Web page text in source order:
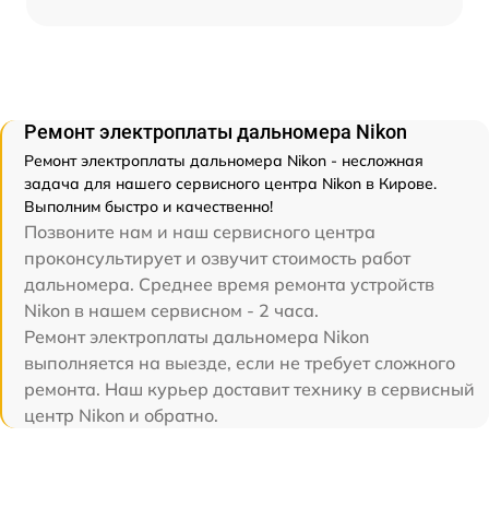
Ремонт электроплаты дальномера Nikon
Ремонт электроплаты дальномера Nikon - несложная
задача для нашего сервисного центра Nikon в Кирове.
Выполним быстро и качественно!
Позвоните нам и наш сервисного центра
проконсультирует и озвучит стоимость работ
дальномера. Среднее время ремонта устройств
Nikon в нашем сервисном - 2 часа.
Ремонт электроплаты дальномера Nikon
выполняется на выезде, если не требует сложного
ремонта. Наш курьер доставит технику в сервисный
центр Nikon и обратно.